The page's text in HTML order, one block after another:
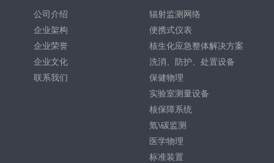
公司介绍
企业架构
企业荣誉
企业文化
联系我们
辐射监测网络
便携式仪表
核生化应急整体解决方案
洗消、防护、处置设备
保健物理
实验室测量设备
核保障系统
氚\碳监测
医学物理
标准装置